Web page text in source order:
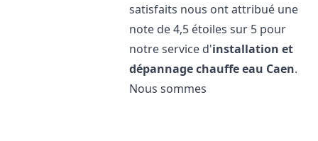
satisfaits nous ont attribué une
note de 4,5 étoiles sur 5 pour
notre service d'installation et
dépannage chauffe eau Caen.
Nous sommes